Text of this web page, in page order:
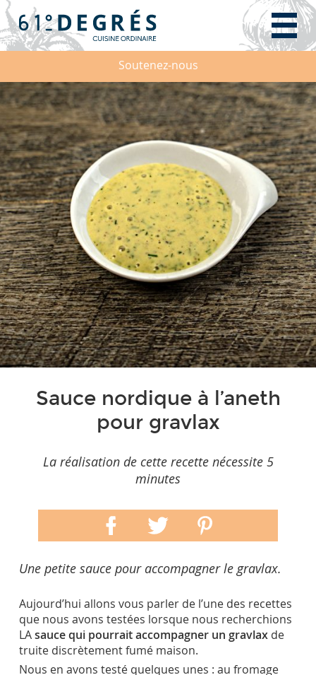
Soutenez-nous
Sauce nordique à l’aneth
pour gravlax
La réalisation de cette recette nécessite 5
minutes
Une petite sauce pour accompagner le gravlax.
Aujourd’hui allons vous parler de l’une des recettes
que nous avons testées lorsque nous recherchions
LAsauce qui pourrait accompagner un gravlaxde
truite discrètement fumé maison.
Nous en avons testé quelques unes : au fromage